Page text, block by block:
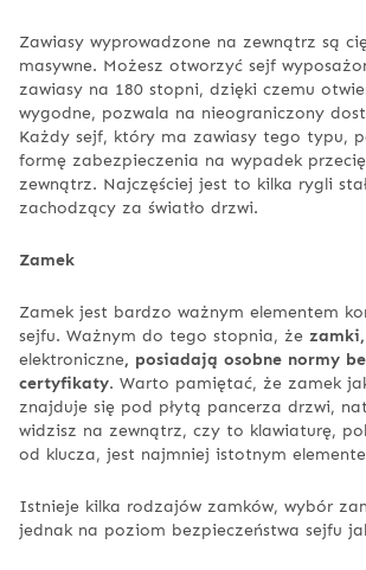
Zawiasy wyprowadzone na zewnątrz są
masywne. Możesz otworzyć sejf
zawiasy na 180 stopni, dzięki czemu
wygodne, pozwala na nieograniczony
Każdy sejf, który ma zawiasy tego typu,
formę zabezpieczenia na wypadek
zewnątrz. Najczęściej jest to kilka rygli
zachodzący za światło drzwi.
Zamek
Zamek jest bardzo ważnym elementem
sejfu. Ważnym do tego stopnia, że
elektroniczne, posiadają osobne normy
certyfikaty. Warto pamiętać, że zamek
znajduje się pod płytą pancerza drzwi,
widzisz na zewnątrz, czy to klawiaturę,
od klucza, jest najmniej istotnym
Istnieje kilka rodzajów zamków, wybór
jednak na poziom bezpieczeństwa sejfu